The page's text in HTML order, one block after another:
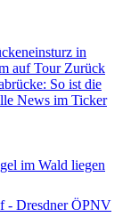
in
auf Tour Zurück
So ist die
News im Ticker
im Wald liegen
- Dresdner ÖPNV